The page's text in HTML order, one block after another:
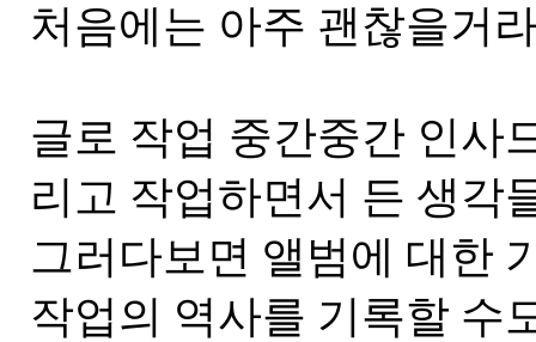
처음에는 아주 괜찮을거
글로 작업 중간중간 인사
리고 작업하면서 든 생각
그러다보면 앨범에 대한
작업의 역사를 기록할 수